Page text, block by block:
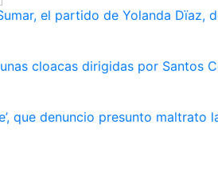
el partido de Yolanda Dïaz,
cloacas dirigidas por
que denuncio presunto maltrato